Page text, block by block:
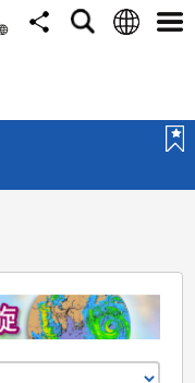
分
搜
语
选